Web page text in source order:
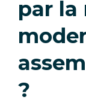
par la
?